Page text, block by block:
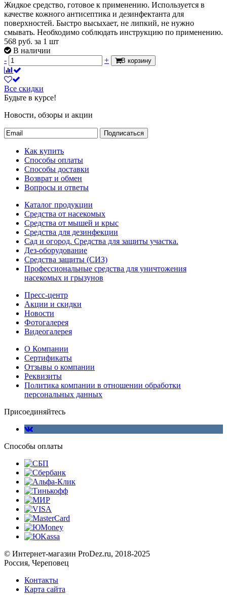
Жидкое средство, готовое к применению. Используется в
качестве кожного антисептика и дезинфектанта для
поверхностей. Быстро высыхает, не липкий, не нужно
смывать. Необходимо соблюдать инструкцию по применению.
568 руб. за 1 шт
В наличии
-
+ В корзину
Все скидки
Будьте в курсе!
Новости, обзоры и акции
Подписаться
Как купить
Способы оплаты
Способы доставки
Возврат и обмен
Вопросы и ответы
Каталог продукции
Средства от насекомых
Средства от мышей и крыс
Средства для дезинфекции
Сад и огород. Средства для защиты участка.
Дез-оборудование
Средства защиты (СИЗ)
Профессиональные средства для уничтожения
насекомых и грызунов
Пресс-центр
Акции и скидки
Новости
Фотогалерея
Видеогалерея
О Компании
Сертификаты
Отзывы о компании
Реквизиты
Политика компании в отношении обработки
персональных данных
Присоединяйтесь
Способы оплаты
© Интернет-магазин ProDez.ru, 2018-2025
Россия, Череповец
Контакты
Карта сайта